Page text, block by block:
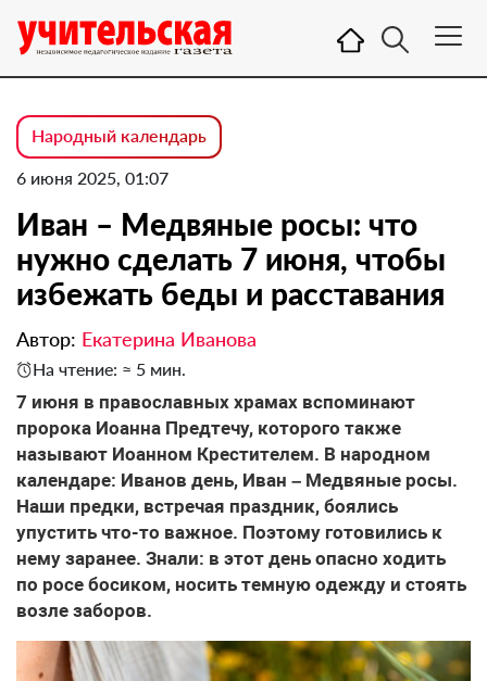
Народный календарь
6 июня 2025, 01:07
Иван – Медвяные росы: что
нужно сделать 7 июня, чтобы
избежать беды и расставания
Автор: Екатерина Иванова
На чтение: ≈ 5 мин.
7 июня в православных храмах вспоминают
пророка Иоанна Предтечу, которого также
называют Иоанном Крестителем. В народном
календаре: Иванов день, Иван – Медвяные росы.
Наши предки, встречая праздник, боялись
упустить что-то важное. Поэтому готовились к
нему заранее. Знали: в этот день опасно ходить
по росе босиком, носить темную одежду и стоять
возле заборов.